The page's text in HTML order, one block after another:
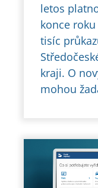
letos
konce
tisíc
kraji. O
mohou